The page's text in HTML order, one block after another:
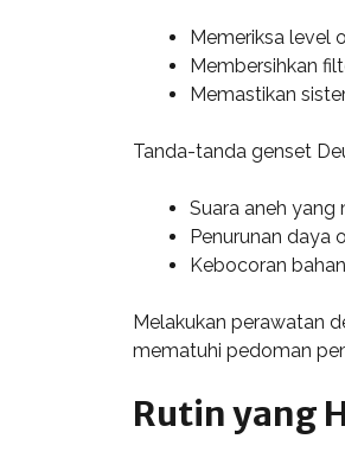
Memeriksa level
Membersihkan
Memastikan
Tanda-tanda genset
Suara aneh yang
Penurunan daya
Kebocoran
Melakukan perawatan
mematuhi pedoman
Rutin yang